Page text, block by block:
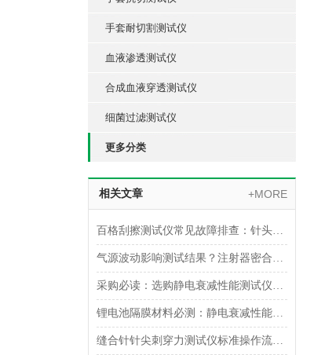
手套耐切割测试仪
血液渗透测试仪
合成血液穿透测试仪
细菌过滤测试仪
更多分类
相关文章 +MORE
百格刮擦测试仪常见故障排查：针头磨损与运动轨迹偏移
气源波动影响测试结果？注射器密合性正压测试仪的稳压设计分析
采购必读：选购静电衰减性能测试仪的5个核心参数与避坑指南
锂电池隔膜材料必测：静电衰减性能测试仪的操作难点突破
缝合针针尖刺穿力测试仪标准操作流程（SOP）及实验员培训要点